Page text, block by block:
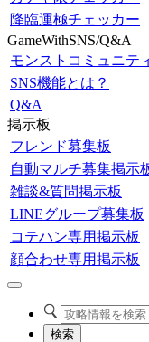
降臨運極チェッカー
GameWithSNS/Q&A
モンストコミュニテ
SNS機能とは？
Q&A
掲示板
フレンド募集板
自動マルチ募集掲示
雑談&質問掲示板
LINEグループ募集板
コテハン専用掲示板
顔合わせ専用掲示板
検索